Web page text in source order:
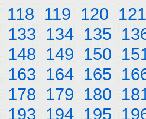
118 119 120 121
133 134 135
148 149 150
163 164 165
178 179 180
193 194 195